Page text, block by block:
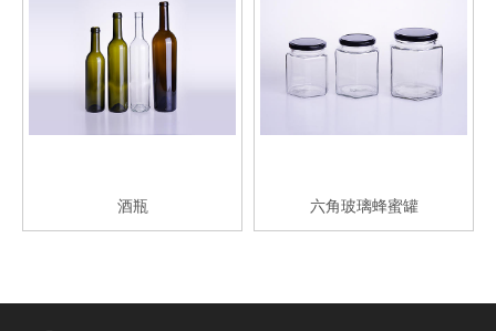
酒瓶 六角玻璃蜂蜜罐